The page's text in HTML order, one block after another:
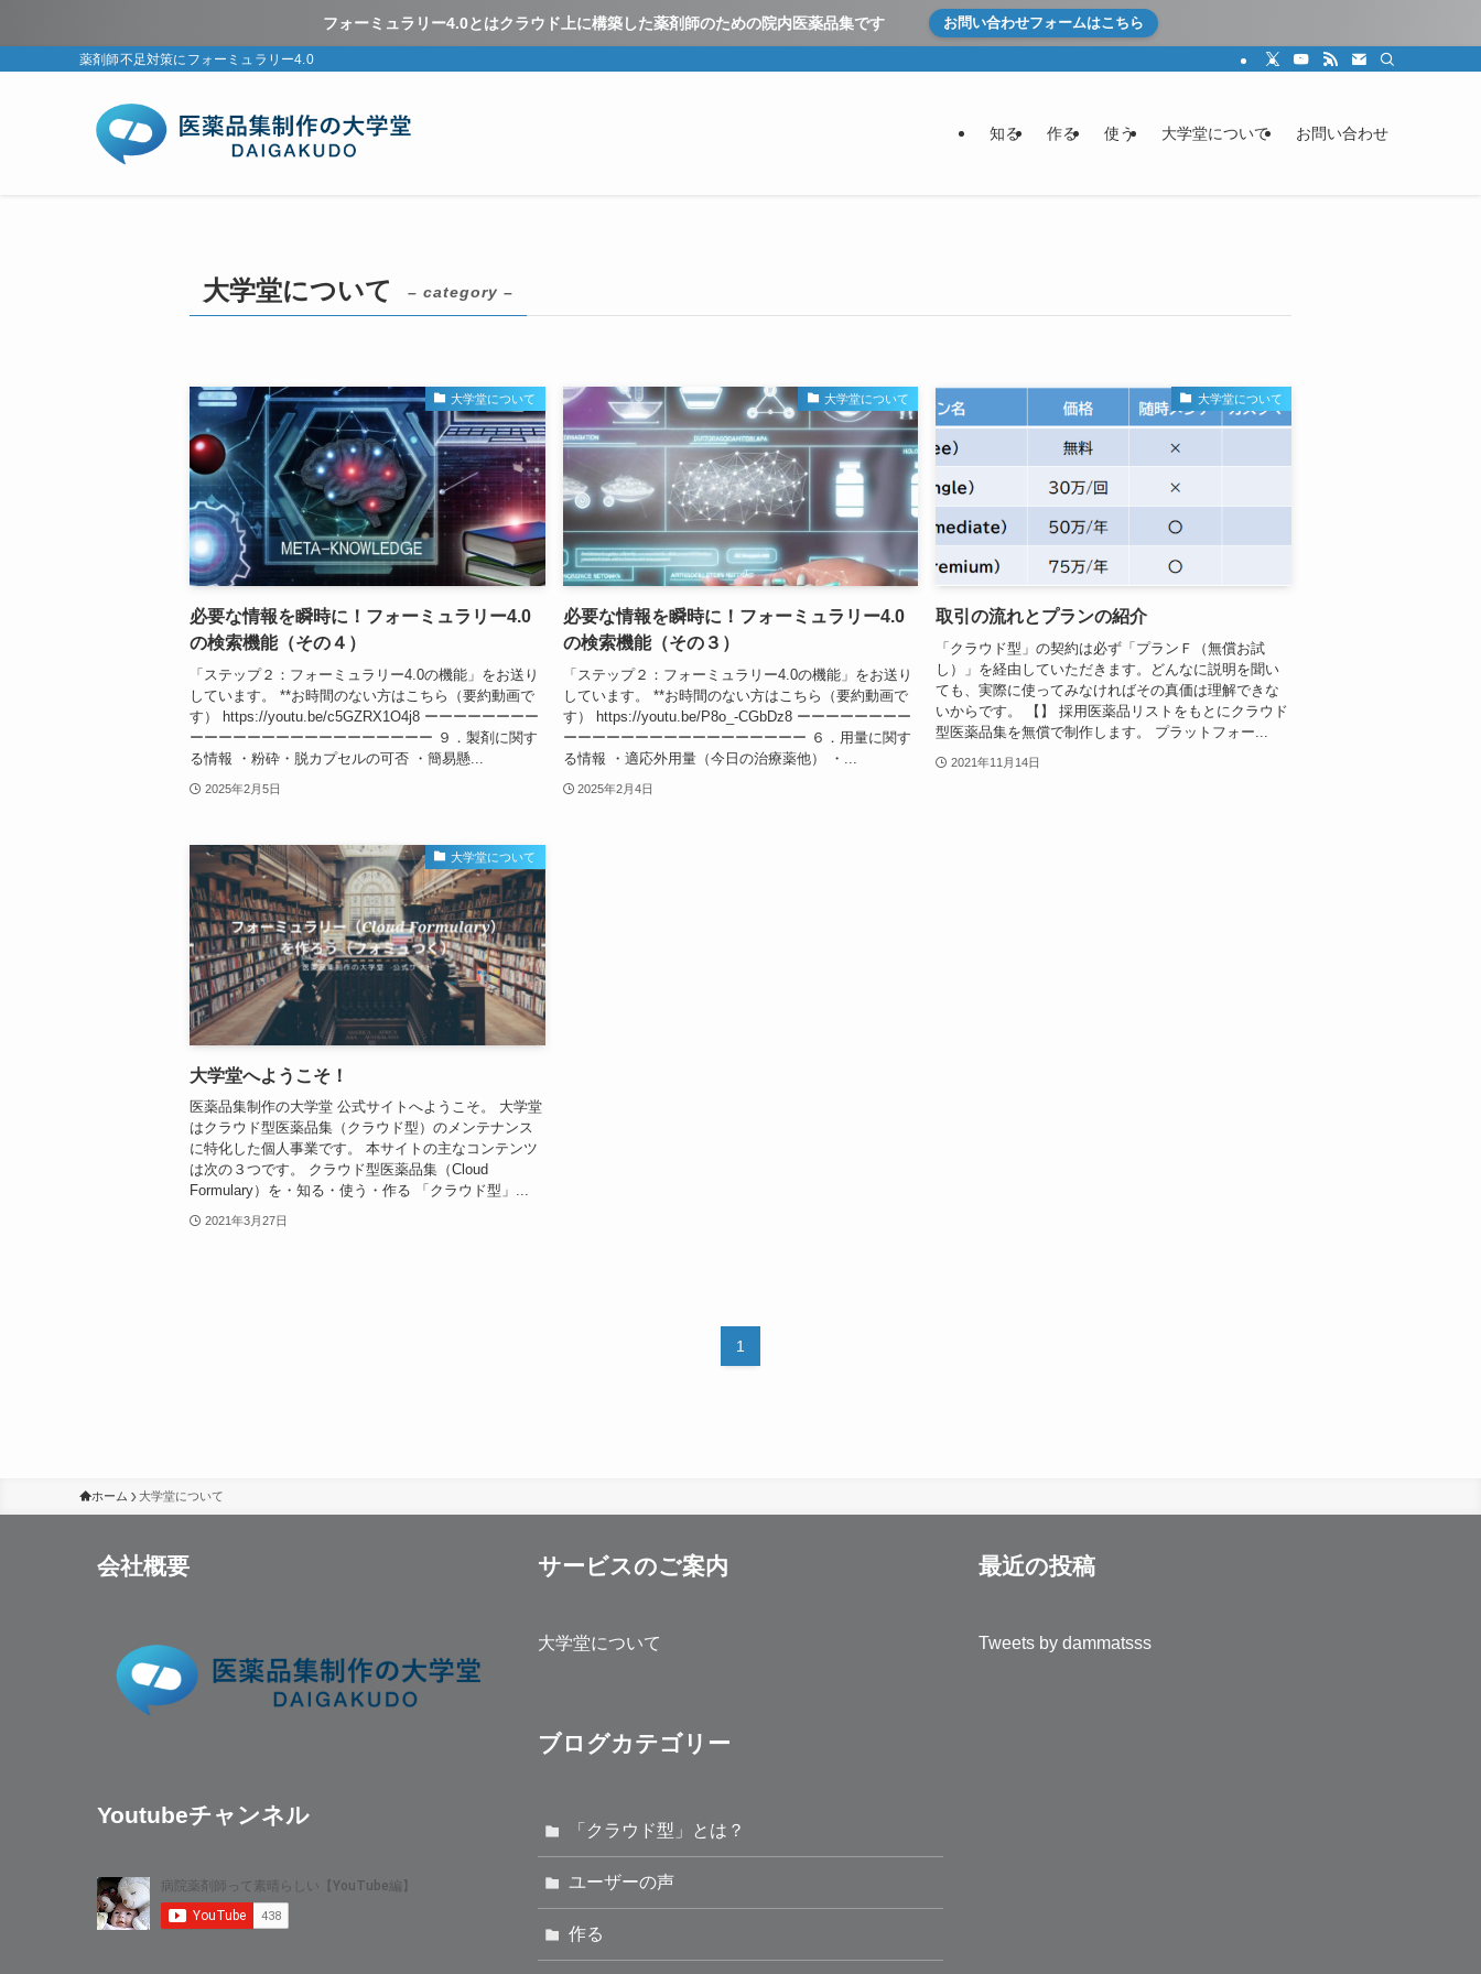
フォーミュラリー4.0とはクラウド上に構築した薬剤師のための院内医薬品集です お問い合わせフォームはこちら
薬剤師不足対策にフォーミュラリー4.0
知る 作る 使う 大学堂について お問い合わせ
大学堂について – category –
大学堂について
必要な情報を瞬時に！フォーミュラリー4.0
の検索機能（その４）
「ステップ２：フォーミュラリー4.0の機能」をお送り
しています。 **お時間のない方はこちら（要約動画で
す） https://youtu.be/c5GZRX1O4j8 ーーーーーーーー
ーーーーーーーーーーーーーーーーー ９．製剤に関す
る情報 ・粉砕・脱カプセルの可否 ・簡易懸...
2025年2月5日
大学堂について
必要な情報を瞬時に！フォーミュラリー4.0
の検索機能（その３）
「ステップ２：フォーミュラリー4.0の機能」をお送り
しています。 **お時間のない方はこちら（要約動画で
す） https://youtu.be/P8o_-CGbDz8 ーーーーーーーー
ーーーーーーーーーーーーーーーーー ６．用量に関す
る情報 ・適応外用量（今日の治療薬他） ・...
2025年2月4日
大学堂について
取引の流れとプランの紹介
「クラウド型」の契約は必ず「プランＦ（無償お試
し）」を経由していただきます。どんなに説明を聞い
ても、実際に使ってみなければその真価は理解できな
いからです。 【】 採用医薬品リストをもとにクラウド
型医薬品集を無償で制作します。 プラットフォー...
2021年11月14日
大学堂について
大学堂へようこそ！
医薬品集制作の大学堂 公式サイトへようこそ。 大学堂
はクラウド型医薬品集（クラウド型）のメンテナンス
に特化した個人事業です。 本サイトの主なコンテンツ
は次の３つです。 クラウド型医薬品集（Cloud
Formulary）を・知る・使う・作る 「クラウド型」...
2021年3月27日
1
ホーム 大学堂について
会社概要
Youtubeチャンネル
サービスのご案内
大学堂について
ブログカテゴリー
「クラウド型」とは？
ユーザーの声
作る
最近の投稿
Tweets by dammatsss